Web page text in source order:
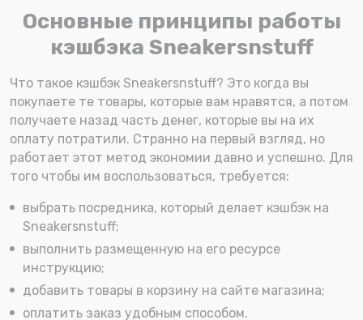
Основные принципы работы
кэшбэка Sneakersnstuff
Что такое кэшбэк Sneakersnstuff? Это когда вы
покупаете те товары, которые вам нравятся, а потом
получаете назад часть денег, которые вы на их
оплату потратили. Странно на первый взгляд, но
работает этот метод экономии давно и успешно. Для
того чтобы им воспользоваться, требуется:
выбрать посредника, который делает кэшбэк на
Sneakersnstuff;
выполнить размещенную на его ресурсе
инструкцию;
добавить товары в корзину на сайте магазина;
оплатить заказ удобным способом.